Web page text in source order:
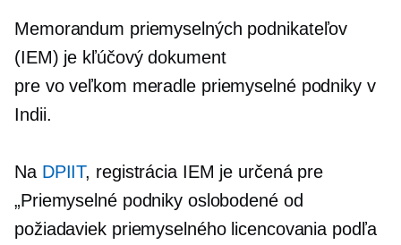
Memorandum priemyselných podnikateľov
(IEM) je kľúčový dokument
pre vo veľkom meradlepriemyselné podniky v
Indii.
Na DPIIT, registrácia IEM je určená pre
„Priemyselné podniky oslobodené od
požiadaviek priemyselného licencovania podľa